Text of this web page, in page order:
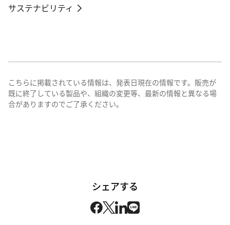
サステナビリティ
こちらに掲載されている情報は、発表日現在の情報です。販売が
既に終了している製品や、組織の変更等、最新の情報と異なる場
合がありますのでご了承ください。
シェアする